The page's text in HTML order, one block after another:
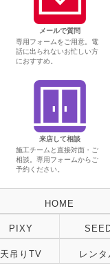
メールで質問
専用フォームをご用意。電
話に出られないお忙しい方
におすすめ。
来店して相談
施工チームと直接対面・ご
相談。専用フォームからご
予約ください。
HOME
PIXY
天吊りTV レンタ